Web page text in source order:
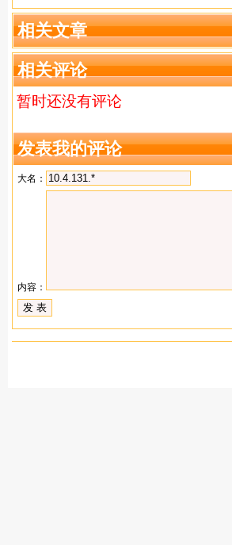
相关文章
相关评论
暂时还没有评论
发表我的评论
大名：
内容：